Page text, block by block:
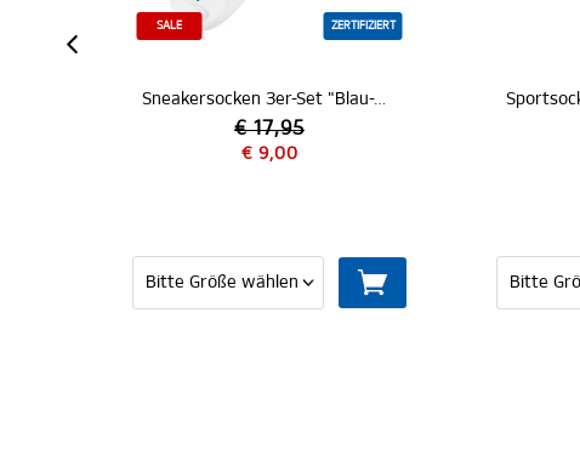
ZERTIFIZIERT
Sneakersocken 3er-Set "Blau-Weiß-Schwarz" Sportsocken 2er-Set "Hamburger SV"